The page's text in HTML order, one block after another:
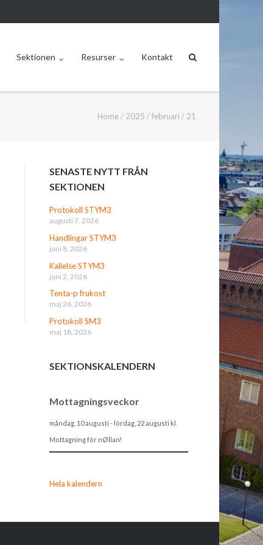
Sektionen Resurser Kontakt
Home / 2025 / februari / 21
SENASTE NYTT FRÅN
SEKTIONEN
Protokoll STYM3
augusti 7, 2026
Handlingar STYM3
juni 8, 2026
Kallelse STYM3
juni 2, 2026
Tenta-p frukost
maj 26, 2026
Protokoll SM3
maj 18, 2026
SEKTIONSKALENDERN
Mottagningsveckor
måndag, 10 augusti - lördag, 22 augusti kl.
Mottagning för nØllan!
Hela kalendern